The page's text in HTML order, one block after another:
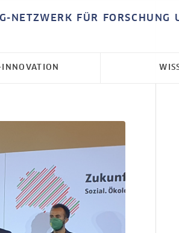
NETZWERK FÜR FORSCHUNG
INNOVATION